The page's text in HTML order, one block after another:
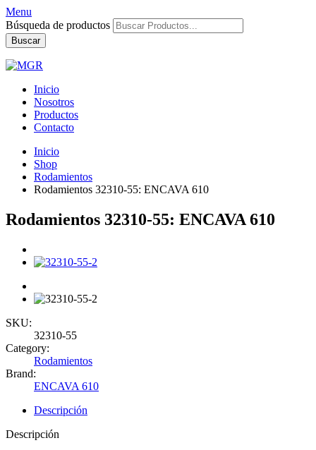
Menu
Búsqueda de productos
Buscar
Inicio
Nosotros
Productos
Contacto
Inicio
Shop
Rodamientos
Rodamientos 32310-55: ENCAVA 610
Rodamientos 32310-55: ENCAVA 610
SKU:
32310-55
Category:
Rodamientos
Brand:
ENCAVA 610
Descripción
Descripción